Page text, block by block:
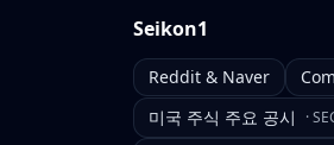
Seikon1
Reddit & Naver
미국 주식 주요 공시 ·